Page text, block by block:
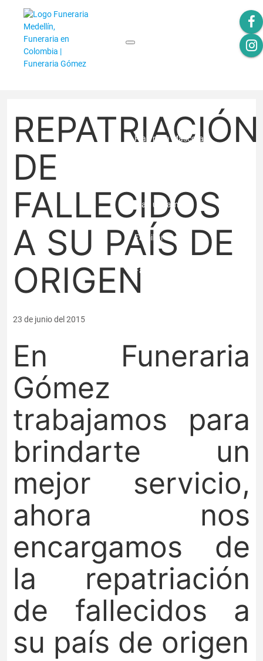
Plan para Mascotas
Plan unifamiliar
Familiar Profa
Familiar Premium
EMPRESA PQRSF
REPATRIACIÓN
DE
FALLECIDOS
A SU PAÍS DE
ORIGEN
23 de junio del 2015
En Funeraria
Gómez
trabajamos para
brindarte un
mejor servicio,
ahora nos
encargamos de
la repatriación
de fallecidos a
su país de origen